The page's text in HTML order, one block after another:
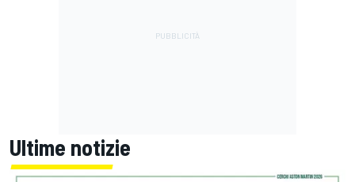
Ultime notizie